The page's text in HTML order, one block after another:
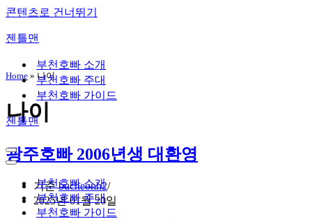
콘텐츠로 건너뛰기
젠틀맨
부천호빠 소개
부천호빠 주대
부천호빠 가이드
젠틀맨
내
비
내
부천호빠 소개
부천호빠 주대
부천호빠 가이드
Home » 나이
나이
광주호빠 2006년생 대환영
기준bucheonh2
2025년 01월 20일